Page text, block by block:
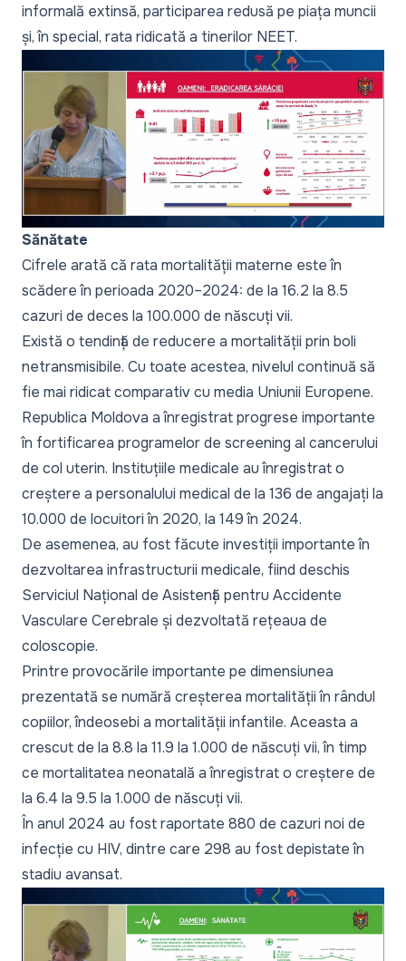
informală extinsă, participarea redusă pe piața muncii
și, în special, rata ridicată a tinerilor NEET.
Sănătate
Cifrele arată că rata mortalității materne este în
scădere în perioada 2020–2024: de la 16.2 la 8.5
cazuri de deces la 100.000 de născuți vii.
Există o tendință de reducere a mortalității prin boli
netransmisibile. Cu toate acestea, nivelul continuă să
fie mai ridicat comparativ cu media Uniunii Europene.
Republica Moldova a înregistrat progrese importante
în fortificarea programelor de screening al cancerului
de col uterin. Instituțiile medicale au înregistrat o
creștere a personalului medical de la 136 de angajați la
10.000 de locuitori în 2020, la 149 în 2024.
De asemenea, au fost făcute investiții importante în
dezvoltarea infrastructurii medicale, fiind deschis
Serviciul Național de Asistență pentru Accidente
Vasculare Cerebrale și dezvoltată rețeaua de
coloscopie.
Printre provocările importante pe dimensiunea
prezentată se numără creșterea mortalității în rândul
copiilor, îndeosebi a mortalității infantile. Aceasta a
crescut de la 8.8 la 11.9 la 1.000 de născuți vii, în timp
ce mortalitatea neonatală a înregistrat o creștere de
la 6.4 la 9.5 la 1.000 de născuți vii.
În anul 2024 au fost raportate 880 de cazuri noi de
infecție cu HIV, dintre care 298 au fost depistate în
stadiu avansat.